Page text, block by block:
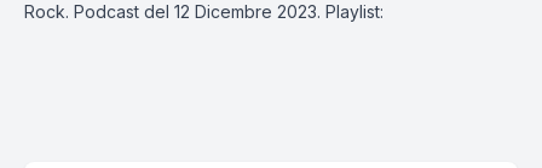
Rock. Podcast del 12 Dicembre 2023. Playlist: